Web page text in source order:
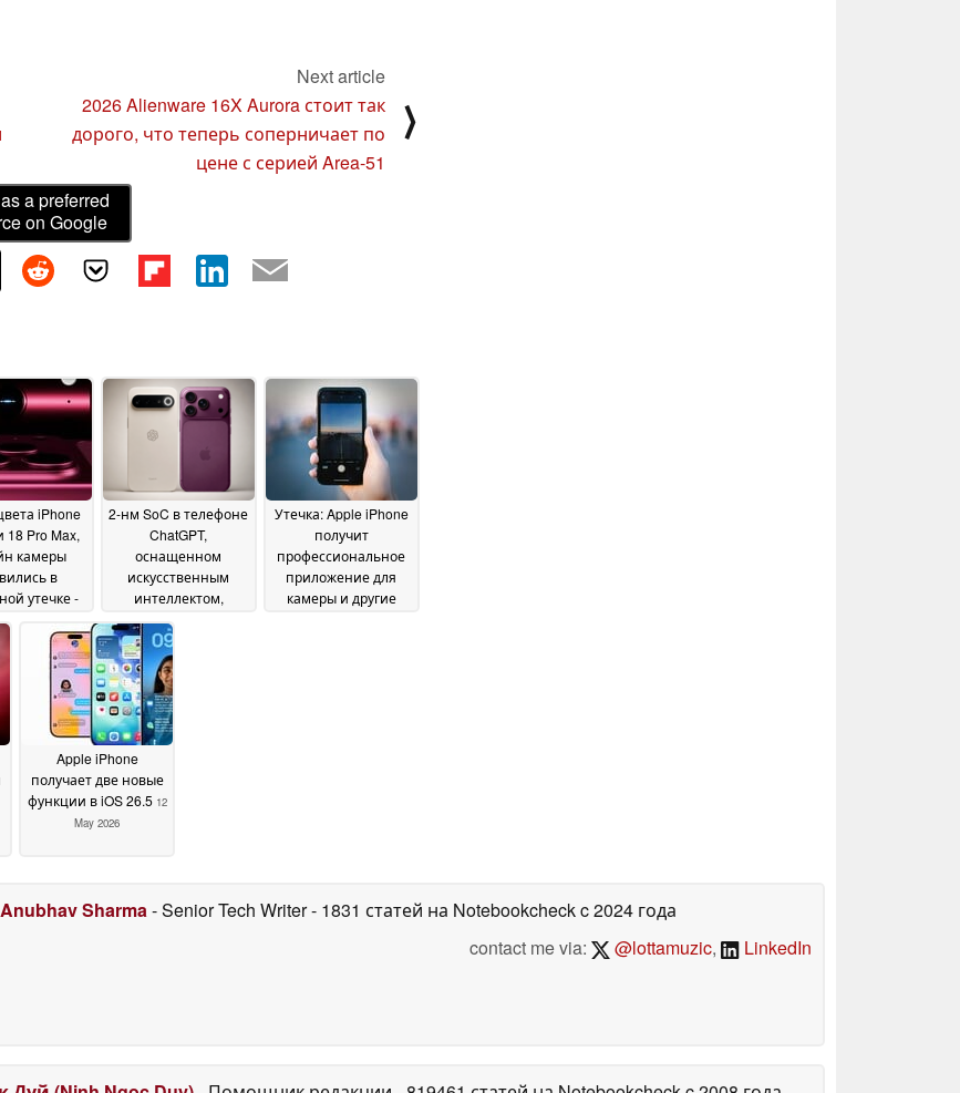
Next article
2026 Alienware 16X Aurora стоит так
дорого, что теперь соперничает по
цене с серией Area-51
⟩
a preferred
on Google
iPhone
18 Pro Max,
камеры
в
утечке -
14 May
2-нм SoC в телефоне
ChatGPT,
оснащенном
искусственным
интеллектом,
18 Pro в A20 Pro,
Galaxy S27 Ultra в
Snapdragon 8 Elite
Gen 6 в GPU
2026
Утечка: Apple iPhone
получит
профессиональное
приложение для
камеры и другие
Apple iPhone
получает две новые
функции в iOS 26.5 12
May 2026
Anubhav Sharma- Senior Tech Writer- 1831 статей на Notebookcheckc 2024 года
contact me via:
@lottamuzic, LinkedIn